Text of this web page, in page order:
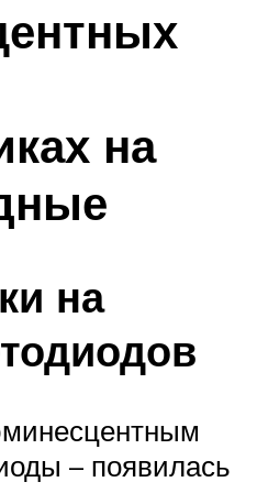
на
на
– появилась